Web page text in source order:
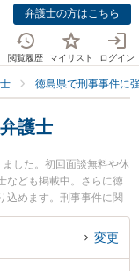
弁護士の方はこちら
閲覧履歴 マイリスト ログイン
徳島県で刑事事件に
護士
した。初回面談無料や休
なども掲載中。さらに徳
込めます。刑事事件に関
な分野での絞り込み検索
フィスの細谷 健人弁護士
変更